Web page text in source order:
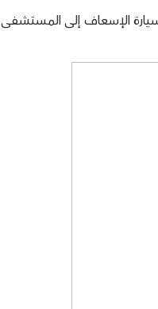
الإسعاف إلى المستشفى